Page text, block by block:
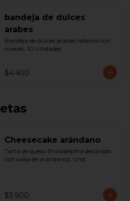
bandeja de dulces
arabes
Bandeja de dulces arabes rellenos con
nueces. 10 Unidades
$4.400
Cheesecake arándano
Tarta de queso Philadelphia decorado
con salsa de arándanos. Und.
$3.900